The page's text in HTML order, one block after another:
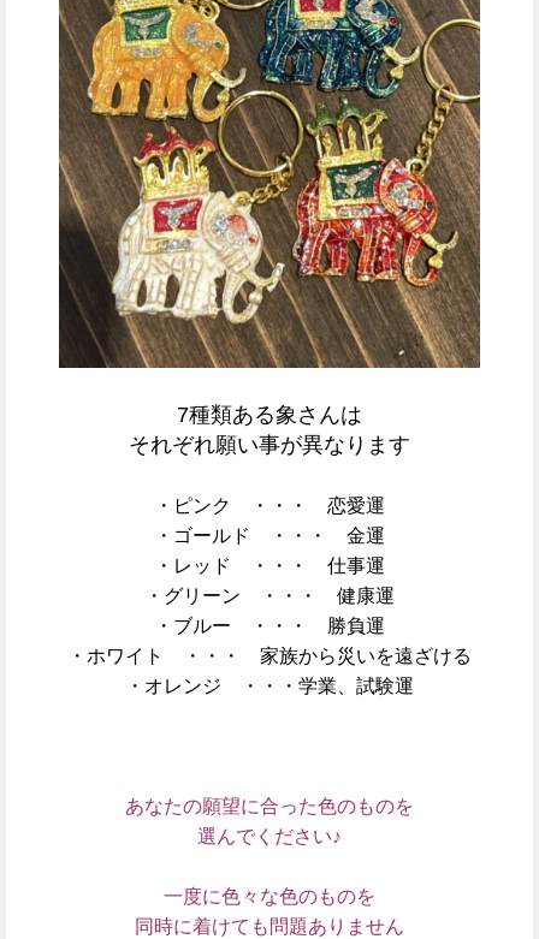
7種類ある象さんは
それぞれ願い事が異なります
・ピンク ・・・ 恋愛運
・ゴールド ・・・ 金運
・レッド ・・・ 仕事運
・グリーン ・・・ 健康運
・ブルー ・・・ 勝負運
・ホワイト ・・・ 家族から災いを遠ざける
・オレンジ ・・・学業、試験運
あなたの願望に合った色のものを
選んでください♪
一度に色々な色のものを
同時に着けても問題ありません